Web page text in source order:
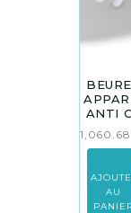
ANTI
1,060.68
AU